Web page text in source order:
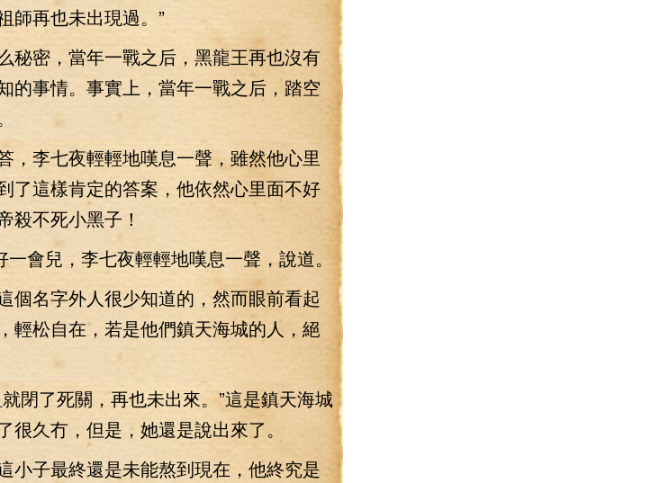
師再也未出現過。”
密，當年一戰之后，黑龍王再也沒有
的事情。事實上，當年一戰之后，踏空
李七夜輕輕地嘆息一聲，雖然他心里
了這樣肯定的答案，他依然心里面不好
殺不死小黑子！
會兒，李七夜輕輕地嘆息一聲，說道。
名字外人很少知道的，然而眼前看起
輕松自在，若是他們鎮天海城的人，絕
了死關，再也未出來。”這是鎮天海城
久冇，但是，她還是說出來了。
子最終還是未能熬到現在，他終究是